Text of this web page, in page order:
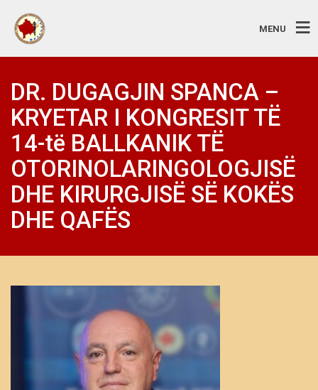
MENU
DR. DUGAGJIN SPANCA –
KRYETAR I KONGRESIT TË
14-të BALLKANIK TË
OTORINOLARINGOLOGJISË
DHE KIRURGJISË SË KOKËS
DHE QAFËS